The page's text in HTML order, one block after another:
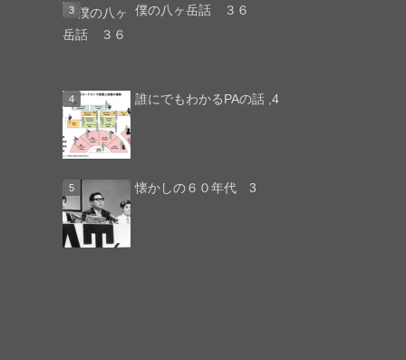
僕の八ヶ岳話 ３６
誰にでもわかるPAの話 ,4
懐かしの６０年代 3